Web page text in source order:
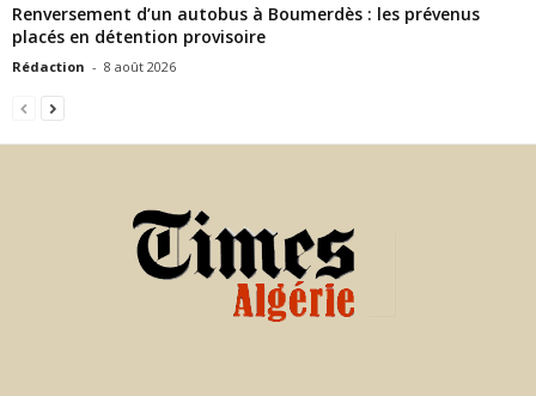
Renversement d’un autobus à Boumerdès : les prévenus
placés en détention provisoire
Rédaction - 8 août 2026